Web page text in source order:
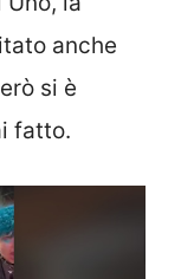
anche
si è
fatto.